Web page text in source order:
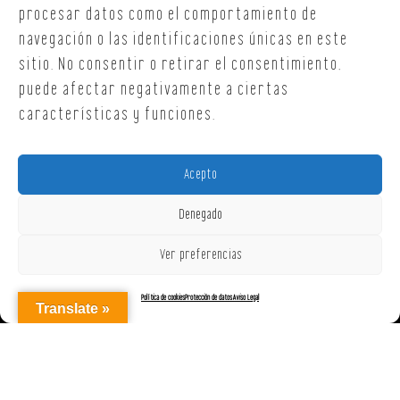
procesar datos como el comportamiento de
navegación o las identificaciones únicas en este
sitio. No consentir o retirar el consentimiento,
puede afectar negativamente a ciertas
características y funciones.
Acepto
Denegado
Ver preferencias
Política de cookiesProtección de datosAviso Legal
Translate »